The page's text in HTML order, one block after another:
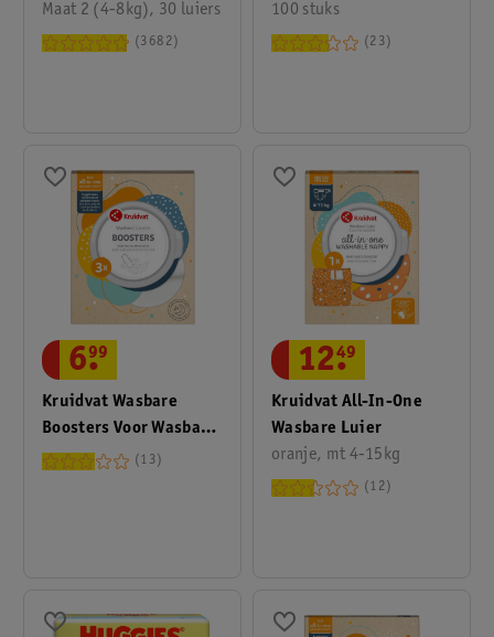
Maat 2 (4-8kg), 30 luiers
3682
Voor Wasbare Luiers
100 stuks
23
Kruidvat Wasbare
Boosters Voor Wasbare
Luiers
6.
99
13
Kruidvat All-In-One
Wasbare Luier
oranje, mt 4-15kg
12.
49
12